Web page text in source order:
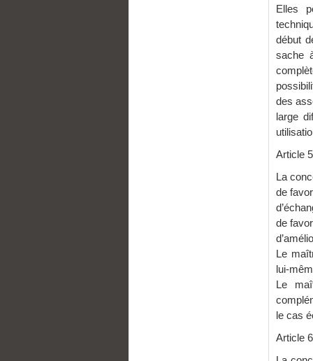
Elles
début
sache
des
large
Article
La
de
de
Le
lui-
Le
le cas
Article